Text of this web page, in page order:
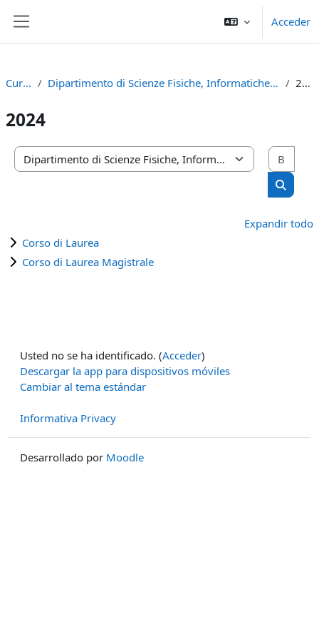
Acceder
Cursos Dipartimento di Scienze Fisiche, Informatiche e Matematiche 2024
2024
Categorías
Buscar
Expandir todo
Corso di Laurea
Corso di Laurea Magistrale
Usted no se ha identificado. (Acceder)
Descargar la app para dispositivos móviles
Cambiar al tema estándar
Informativa Privacy
Desarrollado por Moodle